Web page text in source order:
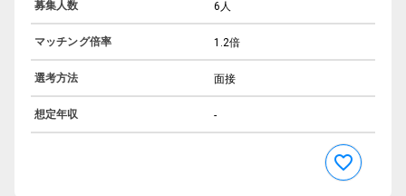
募集人数 6人
マッチング倍率 1.2倍
選考方法 面接
想定年収 -